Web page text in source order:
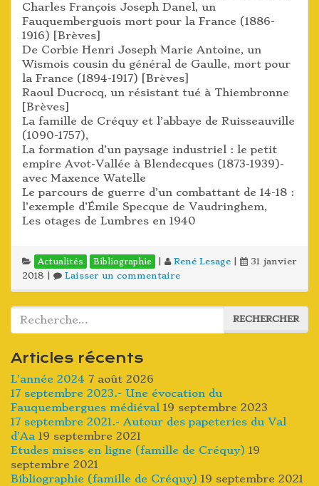
Charles François Joseph Danel, un
Fauquemberguois mort pour la France (1886-
1916) [Brèves]
De Corbie Henri Joseph Marie Antoine, un
Wismois cousin du général de Gaulle, mort pour
la France (1894-1917) [Brèves]
Raoul Ducrocq, un résistant tué à Thiembronne
[Brèves]
La famille de Créquy et l’abbaye de Ruisseauville
(1090-1757),
La formation d’un paysage industriel : le petit
empire Avot-Vallée à Blendecques (1873-1939)-
avec Maxence Watelle
Le parcours de guerre d’un combattant de 14-18 :
l’exemple d’Émile Specque de Vaudringhem,
Les otages de Lumbres en 1940
Actualités Bibliographie René Lesage
31 janvier
2018
Laisser un commentaire
Rechercher :
RECHERCHER
Articles récents
L’année 2024 7 août 2026
17 septembre 2023.- Une évocation du
Fauquembergues médiéval 19 septembre 2023
17 septembre 2021.- Autour des papeteries du Val
d’Aa 19 septembre 2021
Etudes mises en ligne (famille de Créquy) 19
septembre 2021
Bibliographie (famille de Créquy) 19 septembre 2021